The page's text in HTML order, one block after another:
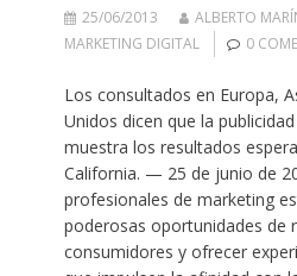
25/06/2013
ALBERTO
MARKETING DIGITAL
0
Los consultados en Europa,
Unidos dicen que la
muestra los resultados
California. — 25 de junio de
profesionales de marketing
poderosas oportunidades de
consumidores y ofrecer